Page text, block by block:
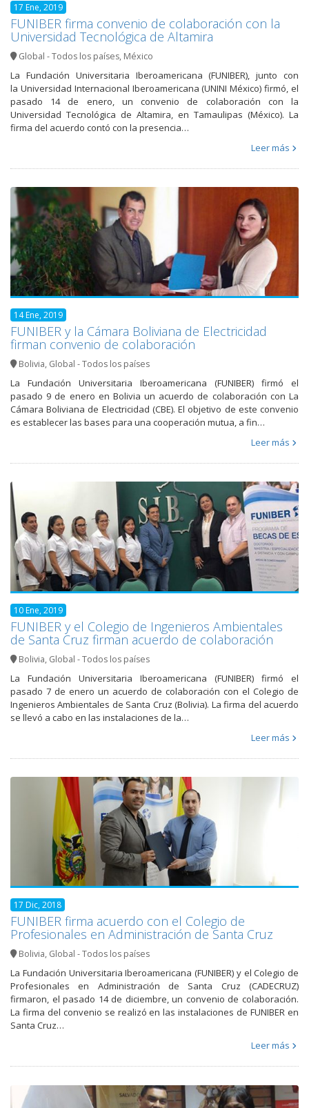
17 Ene, 2019
FUNIBER firma convenio de colaboración con la
Universidad Tecnológica de Altamira
Global - Todos los países, México
La Fundación Universitaria Iberoamericana (FUNIBER), junto con
la Universidad Internacional Iberoamericana (UNINI México) firmó, el
pasado 14 de enero, un convenio de colaboración con la
Universidad Tecnológica de Altamira, en Tamaulipas (México). La
firma del acuerdo contó con la presencia…
Leer más
14 Ene, 2019
FUNIBER y la Cámara Boliviana de Electricidad
firman convenio de colaboración
Bolivia, Global - Todos los países
La Fundación Universitaria Iberoamericana (FUNIBER) firmó el
pasado 9 de enero en Bolivia un acuerdo de colaboración con La
Cámara Boliviana de Electricidad (CBE). El objetivo de este convenio
es establecer las bases para una cooperación mutua, a fin…
Leer más
10 Ene, 2019
FUNIBER y el Colegio de Ingenieros Ambientales
de Santa Cruz firman acuerdo de colaboración
Bolivia, Global - Todos los países
La Fundación Universitaria Iberoamericana (FUNIBER) firmó el
pasado 7 de enero un acuerdo de colaboración con el Colegio de
Ingenieros Ambientales de Santa Cruz (Bolivia). La firma del acuerdo
se llevó a cabo en las instalaciones de la…
Leer más
17 Dic, 2018
FUNIBER firma acuerdo con el Colegio de
Profesionales en Administración de Santa Cruz
Bolivia, Global - Todos los países
La Fundación Universitaria Iberoamericana (FUNIBER) y el Colegio de
Profesionales en Administración de Santa Cruz (CADECRUZ)
firmaron, el pasado 14 de diciembre, un convenio de colaboración.
La firma del convenio se realizó en las instalaciones de FUNIBER en
Santa Cruz…
Leer más